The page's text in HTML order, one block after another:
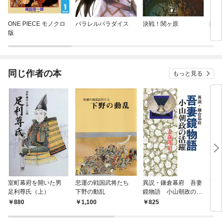
ONE PIECE モノクロ
版
パラレルパラダイス 決戦！関ヶ原
薩
た
同じ作者の本 もっと見る
室町幕府を開いた男
足利尊氏（上）
880
悲運の戦国武将たち
下野の動乱
1,100
異説・鎌倉幕府 吾妻
鏡物語 小山朝政の活
躍825
藤